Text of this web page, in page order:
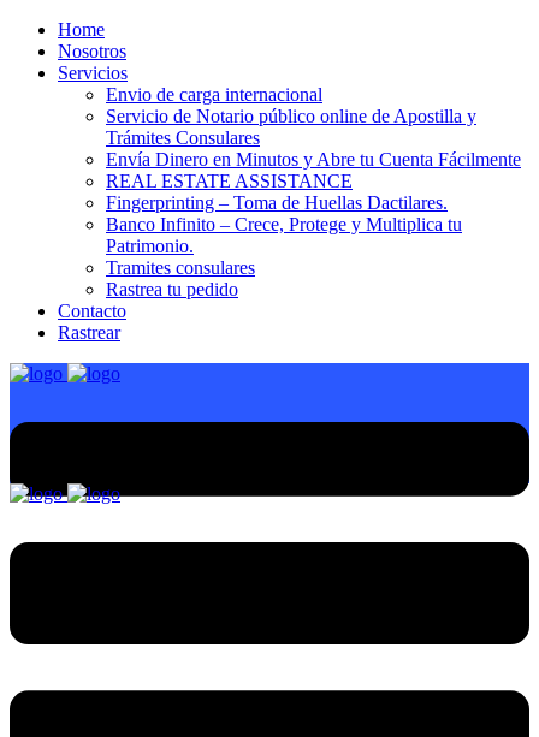
Home
Nosotros
Servicios
Envio de carga internacional
Servicio de Notario público online de Apostilla y
Trámites Consulares
Envía Dinero en Minutos y Abre tu Cuenta Fácilmente
REAL ESTATE ASSISTANCE
Fingerprinting – Toma de Huellas Dactilares.
Banco Infinito – Crece, Protege y Multiplica tu
Patrimonio.
Tramites consulares
Rastrea tu pedido
Contacto
Rastrear